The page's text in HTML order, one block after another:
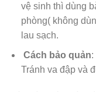
vệ sinh thì dùng
phòng( không
lau sạch.
Cách bảo quản:
Tránh va đập và